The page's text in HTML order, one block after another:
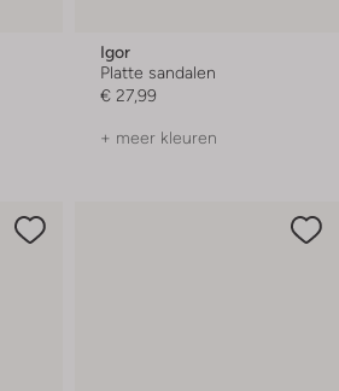
Igor
Platte sandalen
€ 27,99
+ meer kleuren